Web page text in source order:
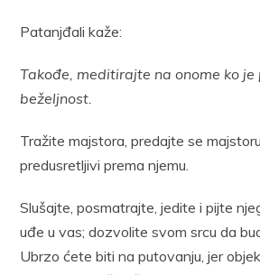
Patanjđali kaže:
Takođe, meditirajte na onome ko
beželjnost.
Tražite majstora, predajte se
predusretljivi prema njemu.
Slušajte, posmatrajte, jedite i pijte
uđe u vas; dozvolite svom srcu da
Ubrzo ćete biti na putovanju, jer